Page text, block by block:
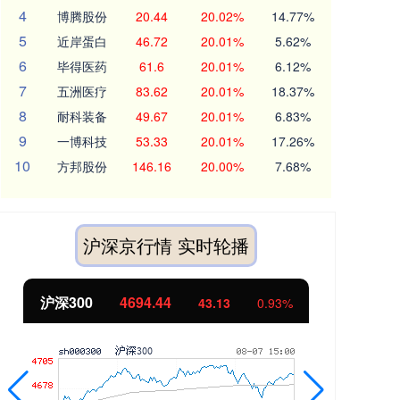
4 博腾股份 20.44 20.02% 14.77%
5 近岸蛋白 46.72 20.01% 5.62%
6 毕得医药 61.6 20.01% 6.12%
7 五洲医疗 83.62 20.01% 18.37%
8 耐科装备 49.67 20.01% 6.83%
9 一博科技 53.33 20.01% 17.26%
10 方邦股份 146.16 20.00% 7.68%
沪深京行情 实时轮播
沪深300 4694.44 43.13 0.93%